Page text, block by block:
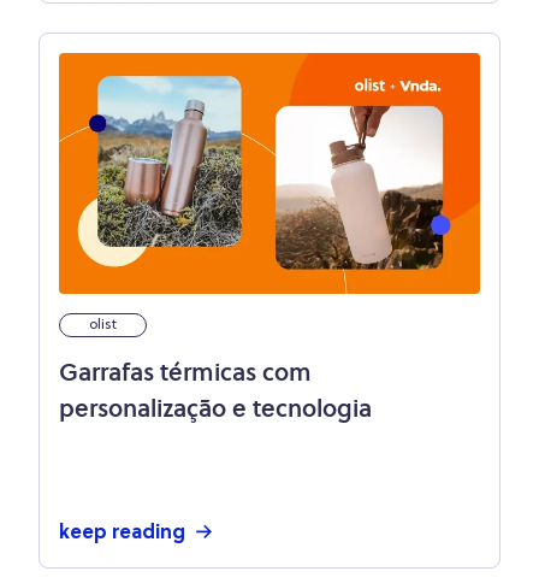
olist
Garrafas térmicas com
personalização e tecnologia
keep reading